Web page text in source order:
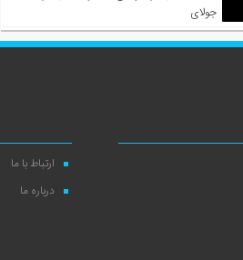
جولای
ارتباط با ما
درباره ما